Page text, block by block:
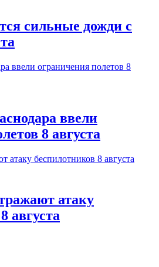
сильные дожди с
ввели
8 августа
атаку
августа